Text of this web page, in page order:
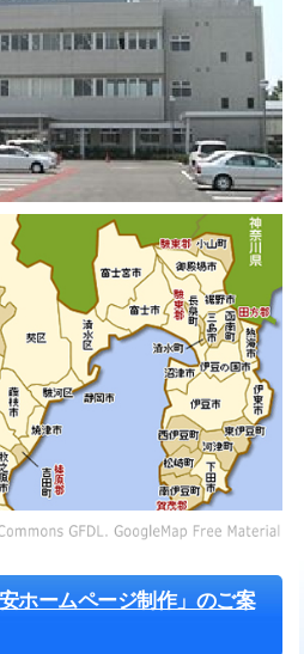
ホームページ制作」のご案